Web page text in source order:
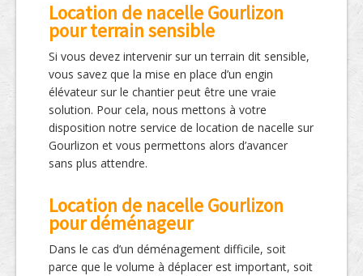
Location de nacelle Gourlizon
pour terrain sensible
Si vous devez intervenir sur un terrain dit sensible,
vous savez que la mise en place d’un engin
élévateur sur le chantier peut être une vraie
solution. Pour cela, nous mettons à votre
disposition notre service de location de nacelle sur
Gourlizon et vous permettons alors d’avancer
sans plus attendre.
Location de nacelle Gourlizon
pour déménageur
Dans le cas d’un déménagement difficile, soit
parce que le volume à déplacer est important, soit